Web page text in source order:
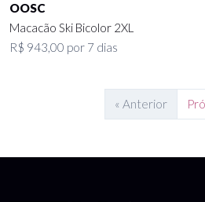
OOSC
Macacão Ski Bicolor 2XL
R$ 943,00 por 7 dias
« Anterior